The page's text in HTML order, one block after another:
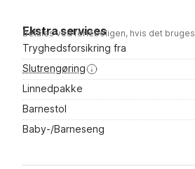
Ekstra services
Betales ved ferieboligen, hvis det bruges
Tryghedsforsikring fra
Slutrengøring
Linnedpakke
Barnestol
Baby-/Barneseng